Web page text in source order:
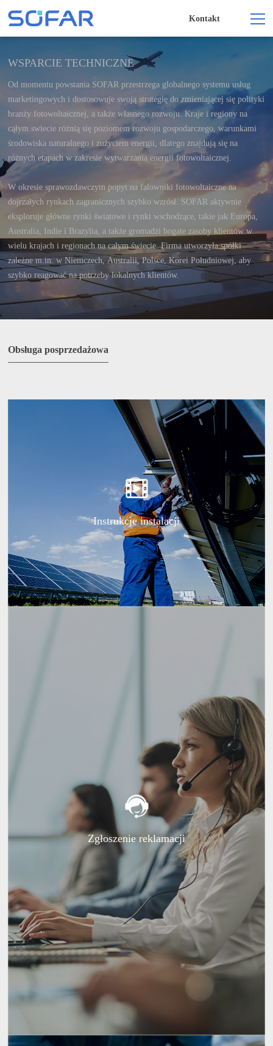
Kontakt
WSPARCIE TECHNICZNE
Od momentu powstania SOFAR przestrzega globalnego systemu usług
marketingowych i dostosowuje swoją strategię do zmieniającej się polityki
branży fotowoltaicznej, a także własnego rozwoju. Kraje i regiony na
cąłym swiecie różnią się poziomem rozwoju gospodarczego, warunkami
środowiska naturalnego i zużyciem energii, dlatego znajdują się na
różnych etapach w zakresie wytwarzania energii fotowoltaicznej.
W okresie sprawozdawczym popyt na falowniki fotowoltaiczne na
dojrzałych rynkach zagranicznych szybko wzrósł. SOFAR aktywnie
eksploruje główne rynki światowe i rynki wschodzące, takie jak Europa,
Australia, Indie i Brazylia, a także gromadzi bogate zasoby klientów w
wielu krajach i regionach na całym świecie. Firma utworzyła spółki
zależne m.in. w Niemczech, Australii, Polsce, Korei Południowej, aby
szybko reagować na potrzeby lokalnych klientów.
Obsługa posprzedażowa
Instrukcje instalacji
Zgłoszenie reklamacji